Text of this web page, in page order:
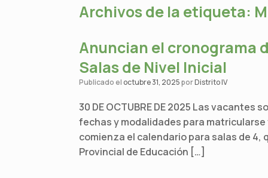
Archivos de la etiqueta:
Anuncian el cronograma
Salas de Nivel Inicial
Publicado el octubre 31, 2025porDistrito IV
30 DE OCTUBRE DE 2025 Las vacantes
fechas y modalidades para
comienza el calendario para salas de 4,
Provincial de Educación […]